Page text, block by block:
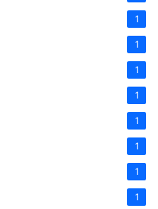
1
1
1
1
1
1
1
1